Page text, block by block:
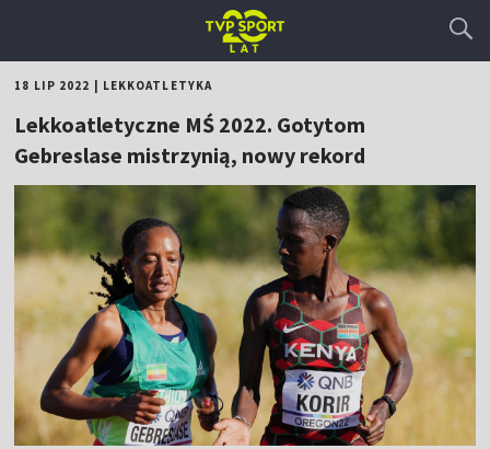
18 LIP 2022 LEKKOATLETYKA
Lekkoatletyczne MŚ 2022. Gotytom
Gebreslase mistrzynią, nowy rekord